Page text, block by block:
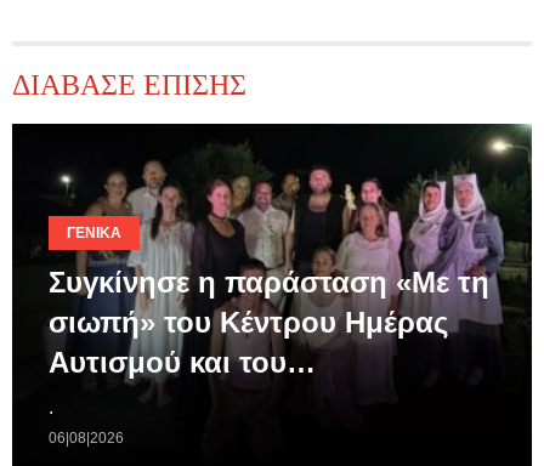
ΔΙΑΒΑΣΕ ΕΠΙΣΗΣ
ΓΕΝΙΚΆ
Συγκίνησε η παράσταση «Με τη
σιωπή» του Κέντρου Ημέρας
Αυτισμού και του…
.
06|08|2026